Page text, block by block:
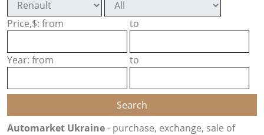
Price,$: from to
Year: from to
Automarket Ukraine- purchase, exchange, sale of